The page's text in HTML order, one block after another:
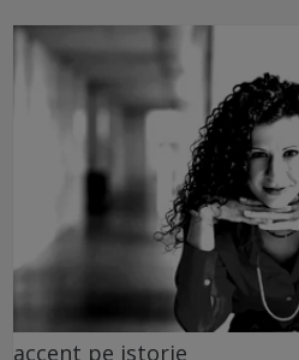
accent pe istorie